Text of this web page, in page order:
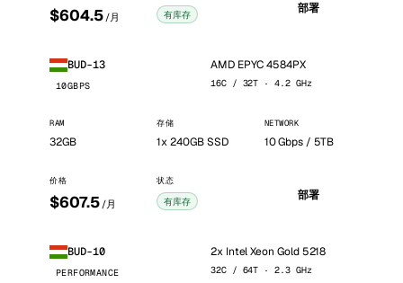
$604.5 /月 有库存 部署
BUD-13
10GBPS
AMD EPYC 4584PX
16C / 32T · 4.2 GHz
RAM
32GB
存储
1x 240GB SSD
NETWORK
10 Gbps / 5TB
价格
$607.5 /月
状态
有库存 部署
BUD-10
PERFORMANCE
2x Intel Xeon Gold 5218
32C / 64T · 2.3 GHz